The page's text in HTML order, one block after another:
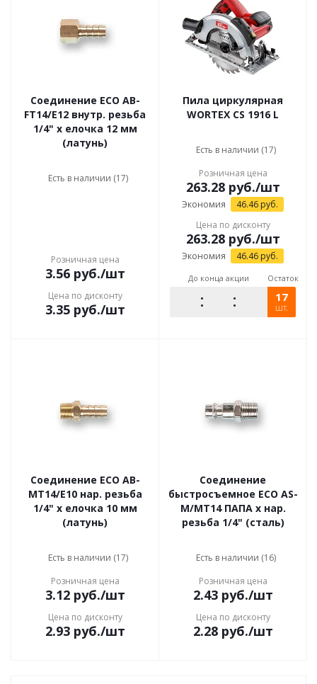
Соединение ECO AB-
FT14/E12 внутр. резьба
1/4" х елочка 12 мм
(латунь)
Есть в наличии (17)
Розничная цена
3.56руб./шт
Цена по дисконту
3.35руб./шт
Пила циркулярная
WORTEX CS 1916 L
Есть в наличии (17)
Розничная цена
263.28руб./шт
Экономия 46.46 руб.
Цена по дисконту
263.28руб./шт
Экономия 46.46 руб.
До конца акции Остаток
17
шт.
Соединение ECO AB-
MT14/E10 нар. резьба
1/4" х елочка 10 мм
(латунь)
Есть в наличии (17)
Розничная цена
3.12руб./шт
Цена по дисконту
2.93руб./шт
Соединение
быстросъемное ECO AS-
M/MT14 ПАПА х нар.
резьба 1/4" (сталь)
Есть в наличии (16)
Розничная цена
2.43руб./шт
Цена по дисконту
2.28руб./шт